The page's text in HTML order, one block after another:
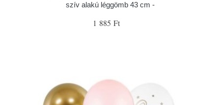
szív alakú léggömb 43 cm -
1 885 Ft